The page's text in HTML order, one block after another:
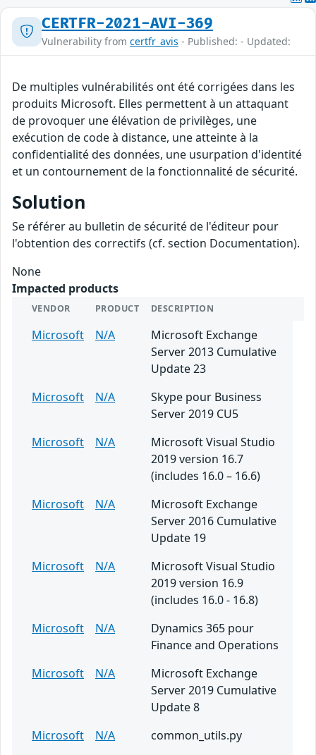
CERTFR-2021-AVI-369
Vulnerability from certfr_avis - Published: - Updated:
De multiples vulnérabilités ont été corrigées dans les
produits Microsoft. Elles permettent à un attaquant
de provoquer une élévation de privilèges, une
exécution de code à distance, une atteinte à la
confidentialité des données, une usurpation d'identité
et un contournement de la fonctionnalité de sécurité.
Solution
Se référer au bulletin de sécurité de l'éditeur pour
l'obtention des correctifs (cf. section Documentation).
None
Impacted products
VENDOR PRODUCT DESCRIPTION
Microsoft N/A
Microsoft Exchange
Server 2013 Cumulative
Update 23
Microsoft
N/A
Skype pour Business
Server 2019 CU5
Microsoft
N/A
Microsoft Visual Studio
2019 version 16.7
(includes 16.0 – 16.6)
Microsoft
N/A
Microsoft Exchange
Server 2016 Cumulative
Update 19
Microsoft
N/A
Microsoft Visual Studio
2019 version 16.9
(includes 16.0 - 16.8)
Microsoft
N/A
Dynamics 365 pour
Finance and Operations
Microsoft
N/A
Microsoft Exchange
Server 2019 Cumulative
Update 8
Microsoft
N/A
common_utils.py